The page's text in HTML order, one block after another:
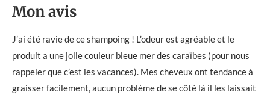
Mon avis
J’ai été ravie de ce shampoing ! L’odeur est agréable et le
produit a une jolie couleur bleue mer des caraïbes (pour nous
rappeler que c’est les vacances). Mes cheveux ont tendance à
graisser facilement, aucun problème de se côté là il les laissait